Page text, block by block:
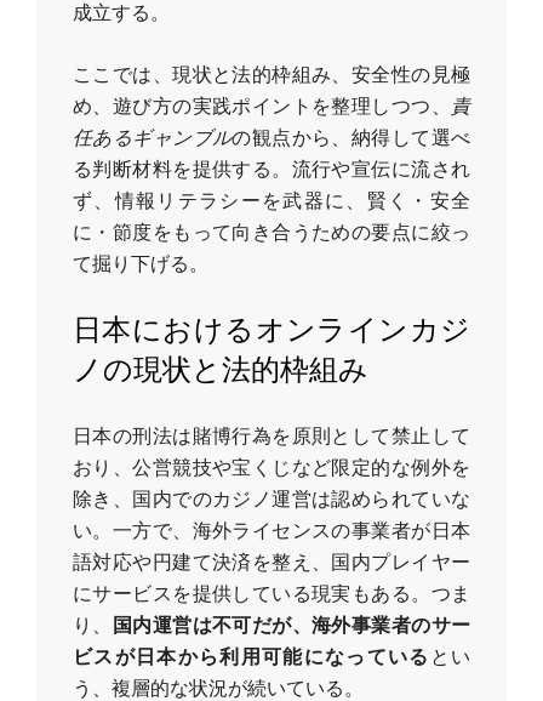
成立する。
ここでは、現状と法的枠組み、安全性の見極
め、遊び方の実践ポイントを整理しつつ、
責
任あるギャンブルの観点から、納得して選べ
る判断材料を提供する。流行や宣伝に流され
ず、情報リテラシーを武器に、賢く・安全
に・節度をもって向き合うための要点に絞っ
て掘り下げる。
日本におけるオンラインカジ
ノの現状と法的枠組み
日本の刑法は賭博行為を原則として禁止して
おり、公営競技や宝くじなど限定的な例外を
除き、国内でのカジノ運営は認められていな
い。一方で、海外ライセンスの事業者が日本
語対応や円建て決済を整え、国内プレイヤー
にサービスを提供している現実もある。つま
り、
国内運営は不可だが、海外事業者のサー
ビスが日本から利用可能になっている とい
う、複層的な状況が続いている。